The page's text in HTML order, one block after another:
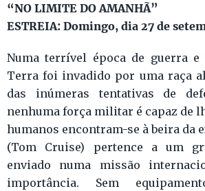
“NO LIMITE DO AMANHÃ”
ESTREIA: Domingo, dia 27 de
Numa terrível época de guerra
Terra foi invadido por uma raça
das inúmeras tentativas de
nenhuma força militar é capaz de
humanos encontram-se à beira da
(Tom Cruise) pertence a um
enviado numa missão
importância. Sem